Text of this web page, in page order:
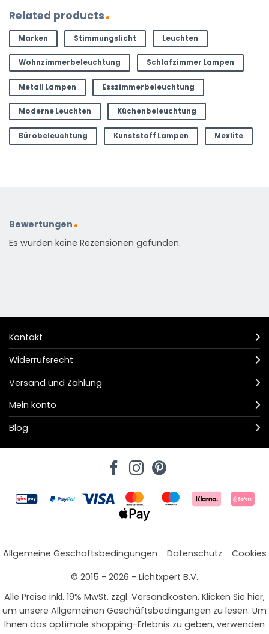
Related products
Marken Stimmungslicht Leuchten
Wohnzimmerbeleuchtung Schlafzimmer Lampen
Metall Lampen Esszimmerbeleuchtung
Moderne Leuchten Küchenbeleuchtung
Bürobeleuchtung Kunststoff Lampen Mexlite
Bewertungen
Es wurden keine Rezensionen gefunden.
Kontakt
Widerrufsrecht
Versand und Zahlung
Mein konto
Blog
Allgemeine Geschäftsbedingungen Datenschutz
Cookies
© 2015 - 2026 - Lichtxpert B.V.
Alle Preise inkl. 19% MwSt. zzgl. Versandkosten. Klicken Sie hier,
um unsere Allgemeinen Geschäftsbedingungen zu lesen. Um
Ihnen das optimale shopping-Erlebnis zu geben, verwenden